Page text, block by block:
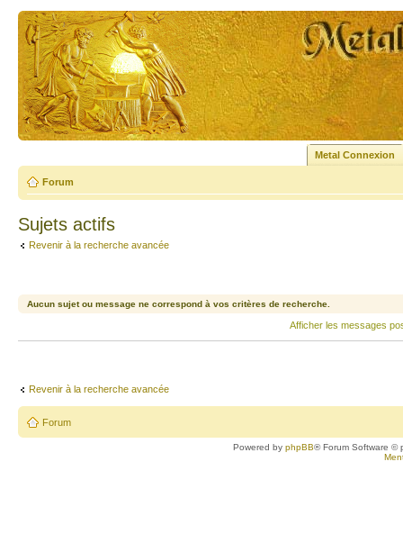
Metal Connexion
Forum
Sujets actifs
Revenir à la recherche avancée
Aucun sujet ou message ne correspond à vos critères de recherche.
Afficher les messages
Revenir à la recherche avancée
Forum
Powered byphpBB® Forum Software ©